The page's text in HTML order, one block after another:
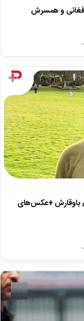
فغانی و همسرش
باوقارش +عکس‌های